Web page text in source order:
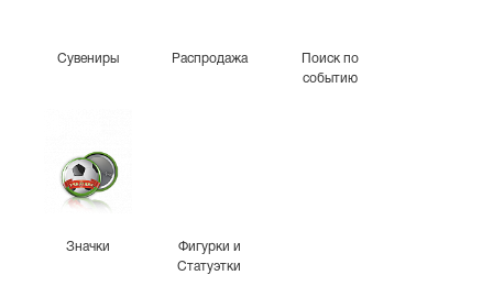
Сувениры Распродажа
Поиск по
событию
Значки
Фигурки и
Статуэтки